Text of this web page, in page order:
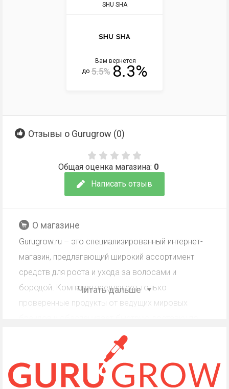
SHU SHA
Вам вернется
до 5.5% 8.3%
Отзывы о Gurugrow (0)
Написать отзыв
Общая оценка магазина: 0
О магазине
Gurugrow.ru – это специализированный интернет-
магазин, предлагающий широкий ассортимент
средств для роста и ухода за волосами и
бородой. Компания предлагает только
проверенные продукты от ведущих мировых
Кэшбэк Gurugrow: работа со
скидкой, промокодом,
Читать дальше